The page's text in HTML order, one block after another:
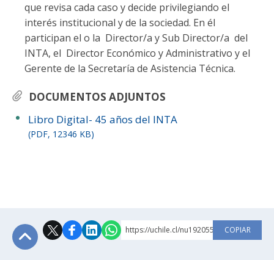
DOCUMENTOS ADJUNTOS
Libro Digital- 45 años del INTA
(PDF, 12346 KB)
que revisa cada caso y decide privilegiando el
interés institucional y de la sociedad. En él
participan el o la Director/a y Sub Director/a del
INTA, el Director Económico y Administrativo y el
Gerente de la Secretaría de Asistencia Técnica.
https://uchile.cl/nu192055 COPIAR